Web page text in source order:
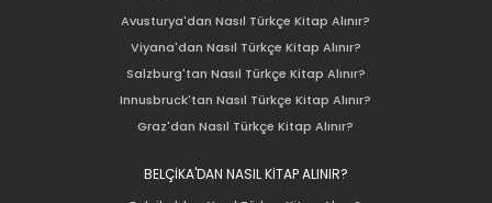
Avusturya'dan Nasıl Türkçe Kitap Alınır?
Viyana'dan Nasıl Türkçe Kitap Alınır?
Salzburg'tan Nasıl Türkçe Kitap Alınır?
Innusbruck'tan Nasıl Türkçe Kitap Alınır?
Graz'dan Nasıl Türkçe Kitap Alınır?
BELÇİKA'DAN NASIL KİTAP ALINIR?